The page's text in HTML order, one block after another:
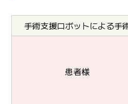
手術支援ロボットによる手
患者様